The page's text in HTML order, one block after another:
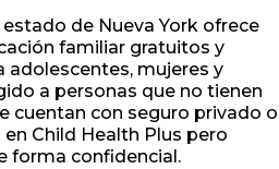
de Nueva York ofrece
familiar gratuitos y
adolescentes, mujeres y
a personas que no tienen
cuentan con seguro privado o
Child Health Plus pero
forma confidencial.